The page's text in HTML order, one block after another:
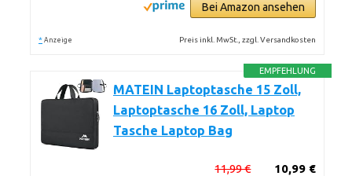
Bei Amazon ansehen
* Anzeige Preis inkl. MwSt., zzgl. Versandkosten
EMPFEHLUNG
MATEIN Laptoptasche 15 Zoll,
Laptoptasche 16 Zoll, Laptop
Tasche Laptop Bag
10,99 €
11,99 €